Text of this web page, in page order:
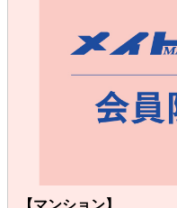
【マンション】